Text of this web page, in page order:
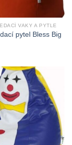
VAKY A PYTLE
pytel Bless Big